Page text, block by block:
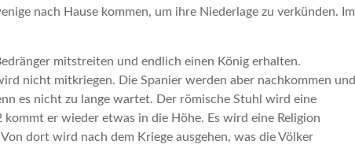
nach Hause kommen, um ihre Niederlage zu verkünden. Im
mitstreiten und endlich einen König erhalten.
nicht mitkriegen. Die Spanier werden aber nachkommen und
es nicht zu lange wartet. Der römische Stuhl wird eine
er wieder etwas in die Höhe. Es wird eine Religion
dort wird nach dem Kriege ausgehen, was die Völker